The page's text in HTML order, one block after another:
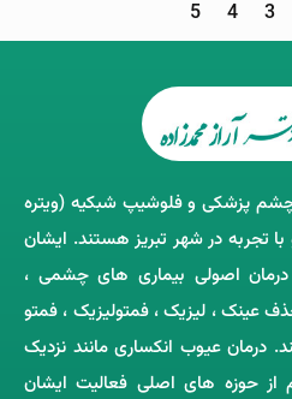
3
4
5
پزشکی و فلوشیپ شبکیه (ویتره
تجربه در شهر تبریز هستند. ایشان
اصولی بیماری ‌های چشمی ،
عینک ، لیزیک ، فمتولیزیک ، فمتو
درمان عیوب انکساری مانند نزدیک
از حوزه‌ های اصلی فعالیت ایشان